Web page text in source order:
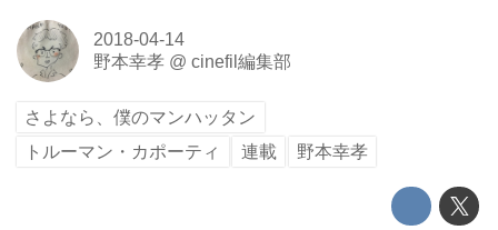
2018-04-14
野本幸孝@ cinefil編集部
さよなら、僕のマンハッタン
トルーマン・カポーティ
連載 野本幸孝